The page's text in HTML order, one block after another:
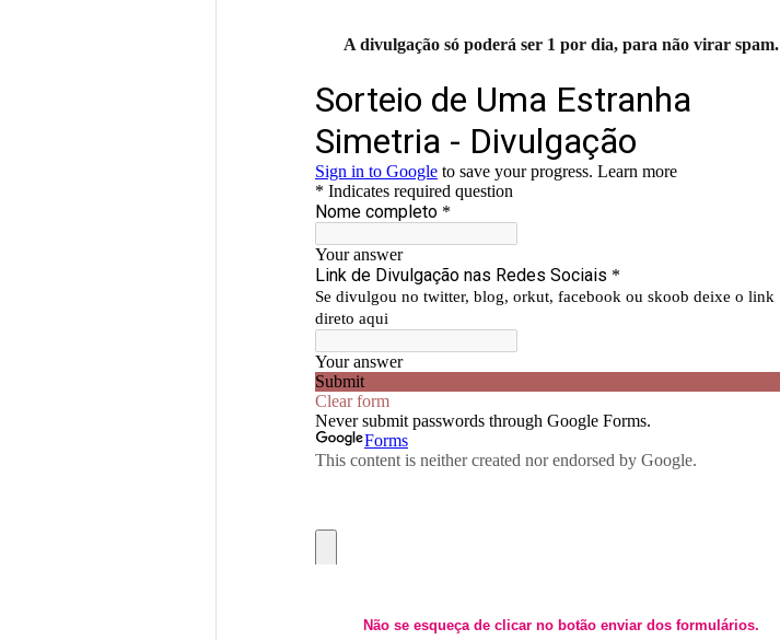
A divulgação só poderá ser 1 por dia, para não virar spam.
Não se esqueça de clicar no botão enviar dos formulários.